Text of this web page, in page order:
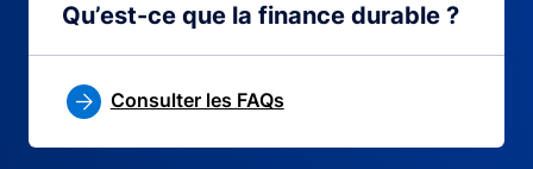
Qu’est-ce que la finance durable ?
Consulter les FAQs